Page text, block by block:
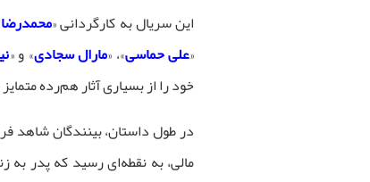
این سریال به کارگردانی «
«علی حماسی»، «مارال سجادی» و «
خود را از بسیاری آثار هم‌رده
در طول داستان، بینندگان شاهد
مالی، به نقطه‌ای رسید که پدر به